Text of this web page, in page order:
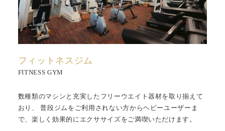
フィットネスジム
FITNESS GYM
数種類のマシンと充実したフリーウエイト器材を取り揃えて
おり、 普段ジムをご利用されない方からヘビーユーザーま
で、楽しく効果的にエクササイズをご満喫いただけます。